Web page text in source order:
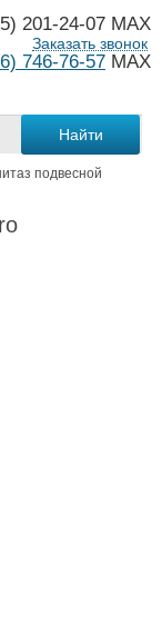
201-24-07 MAX
746-76-57 MAX
Заказать звонок
подвесной